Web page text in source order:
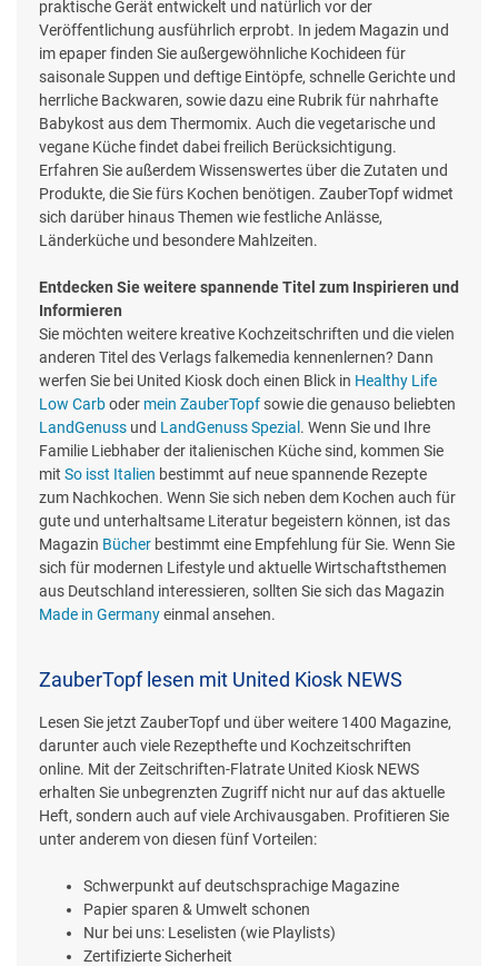
praktische Gerät entwickelt und natürlich vor der
Veröffentlichung ausführlich erprobt. In jedem Magazin und
im epaper finden Sie außergewöhnliche Kochideen für
saisonale Suppen und deftige Eintöpfe, schnelle Gerichte und
herrliche Backwaren, sowie dazu eine Rubrik für nahrhafte
Babykost aus dem Thermomix. Auch die vegetarische und
vegane Küche findet dabei freilich Berücksichtigung.
Erfahren Sie außerdem Wissenswertes über die Zutaten und
Produkte, die Sie fürs Kochen benötigen. ZauberTopf widmet
sich darüber hinaus Themen wie festliche Anlässe,
Länderküche und besondere Mahlzeiten.
Entdecken Sie weitere spannende Titel zum Inspirieren und
Informieren
Sie möchten weitere kreative Kochzeitschriften und die vielen
anderen Titel des Verlags falkemedia kennenlernen? Dann
werfen Sie bei United Kiosk doch einen Blick in Healthy Life
Low Carboder mein ZauberTopf sowie die genauso beliebten
LandGenuss und LandGenuss Spezial. Wenn Sie und Ihre
Familie Liebhaber der italienischen Küche sind, kommen Sie
mit So isst Italien bestimmt auf neue spannende Rezepte
zum Nachkochen. Wenn Sie sich neben dem Kochen auch für
gute und unterhaltsame Literatur begeistern können, ist das
Magazin Bücher bestimmt eine Empfehlung für Sie. Wenn Sie
sich für modernen Lifestyle und aktuelle Wirtschaftsthemen
aus Deutschland interessieren, sollten Sie sich das Magazin
Made in Germanyeinmal ansehen.
ZauberTopf lesen mit United Kiosk NEWS
Lesen Sie jetzt ZauberTopf und über weitere 1400 Magazine,
darunter auch viele Rezepthefte und Kochzeitschriften
online. Mit der Zeitschriften-Flatrate United Kiosk NEWS
erhalten Sie unbegrenzten Zugriff nicht nur auf das aktuelle
Heft, sondern auch auf viele Archivausgaben. Profitieren Sie
unter anderem von diesen fünf Vorteilen:
Schwerpunkt auf deutschsprachige Magazine
Papier sparen & Umwelt schonen
Nur bei uns: Leselisten (wie Playlists)
Zertifizierte Sicherheit